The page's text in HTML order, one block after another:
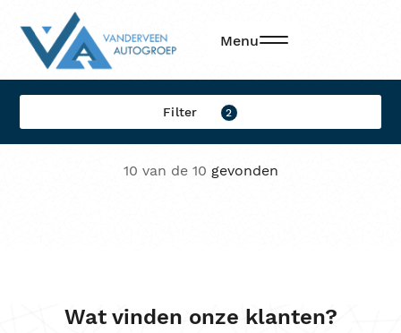
Menu
Filter 2
Filters
Filter op:
Merk
Model
10 van de 10 gevonden
Wat vinden onze klanten?